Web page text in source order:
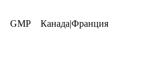
GMP Канада|Франция